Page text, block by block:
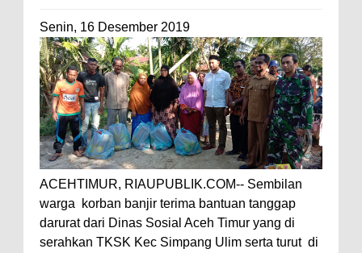
Senin, 16 Desember 2019
ACEHTIMUR, RIAUPUBLIK.COM-- Sembilan
warga korban banjir terima bantuan tanggap
darurat dari Dinas Sosial Aceh Timur yang di
serahkan TKSK Kec Simpang Ulim serta turut di